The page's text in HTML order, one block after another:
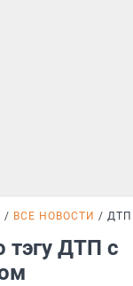
ВСЕ НОВОСТИ ДТП
тэгу ДТП с